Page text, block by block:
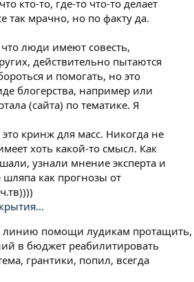
кто-то, где-то что-то делает
так мрачно, но по факту да.
люди имеют совесть,
действительно пытаются
и помогать, но это
блогерства, например или
(сайта) по тематике. Я
кринж для масс. Никогда не
хоть какой-то смысл. Как
узнали мнение эксперта и
как прогнозы от
линию помощи лудикам протащить,
в бюджет реабилитировать
грантики, попил, всегда